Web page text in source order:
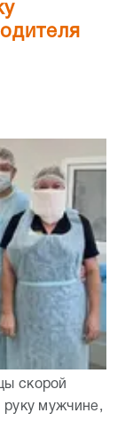
скорой
мужчине,